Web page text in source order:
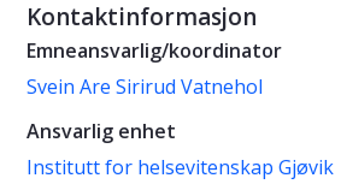
Kontaktinformasjon
Emneansvarlig/koordinator
Svein Are Sirirud Vatnehol
Ansvarlig enhet
Institutt for helsevitenskap Gjøvik